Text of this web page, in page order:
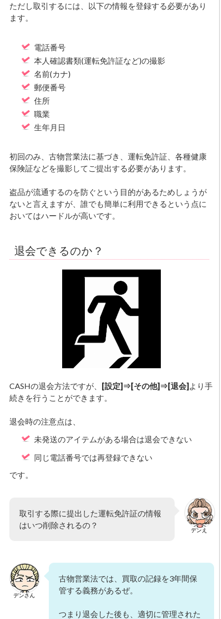
ただし取引するには、以下の情報を登録する必要があり
ます。
電話番号
本人確認書類(運転免許証など)の撮影
名前(カナ)
郵便番号
住所
職業
生年月日
初回のみ、古物営業法に基づき、運転免許証、各種健康
保険証などを撮影してご提出する必要があります。
盗品が流通するのを防ぐという目的があるためしょうが
ないと言えますが、誰でも簡単に利用できるという点に
おいてはハードルが高いです。
退会できるのか？
CASHの退会方法ですが、 [設定]⇒[その他]⇒[退会]より手
続きを行うことができます。
退会時の注意点は、
未発送のアイテムがある場合は退会できない
同じ電話番号では再登録できない
です。
デンえ
取引する際に提出した運転免許証の情報
はいつ削除されるの？
デンさん
古物営業法では、買取の記録を3年間保
管する義務があるぜ。
つまり退会した後も、適切に管理された